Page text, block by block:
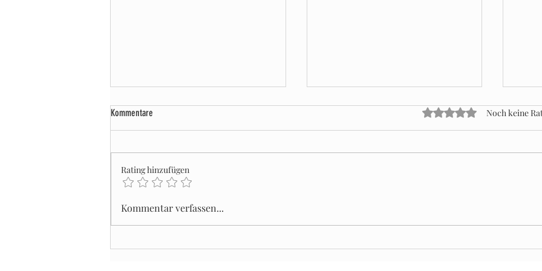
Kurierdienst Terminlieferung: Garantierte
Kommentare Mit 0 von 5 Sternen
Noch keine
Rating hinzufügen
Kommentar verfassen...